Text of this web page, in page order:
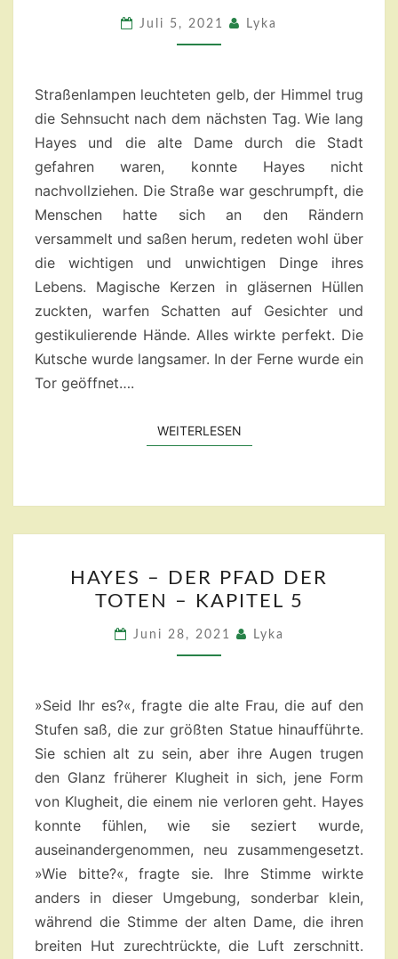
PFAD
DER
–
KAPITEL
6.1
Juli 5, 2021 Lyka
Straßenlampen leuchteten gelb, der Himmel trug
die Sehnsucht nach dem nächsten Tag. Wie lang
Hayes und die alte Dame durch die Stadt
gefahren waren, konnte Hayes nicht
nachvollziehen. Die Straße war geschrumpft, die
Menschen hatte sich an den Rändern
versammelt und saßen herum, redeten wohl über
die wichtigen und unwichtigen Dinge ihres
Lebens. Magische Kerzen in gläsernen Hüllen
zuckten, warfen Schatten auf Gesichter und
gestikulierende Hände. Alles wirkte perfekt. Die
Kutsche wurde langsamer. In der Ferne wurde ein
Tor geöffnet….
WEITERLESENWEITERLESEN
–
DER
PFAD
DER
–
KAPITEL
5
HAYES – DER PFAD DER
TOTEN – KAPITEL 5
Juni 28, 2021 Lyka
»Seid Ihr es?«, fragte die alte Frau, die auf den
Stufen saß, die zur größten Statue hinaufführte.
Sie schien alt zu sein, aber ihre Augen trugen
den Glanz früherer Klugheit in sich, jene Form
von Klugheit, die einem nie verloren geht. Hayes
konnte fühlen, wie sie seziert wurde,
auseinandergenommen, neu zusammengesetzt.
»Wie bitte?«, fragte sie. Ihre Stimme wirkte
anders in dieser Umgebung, sonderbar klein,
während die Stimme der alten Dame, die ihren
breiten Hut zurechtrückte, die Luft zerschnitt.